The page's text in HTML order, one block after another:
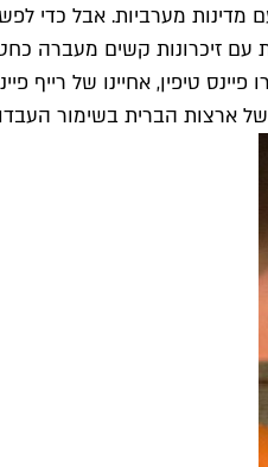
מערביות. אבל כדי
עם זיכרונות קשים
טיפין, אחיינו של רייף
ארצות הברית בשימור